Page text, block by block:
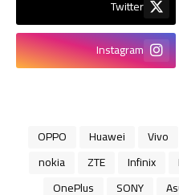
Twitter
Instagram
Vivo
Huawei
OPPO
Infinix
ZTE
nokia
SONY
OnePlus